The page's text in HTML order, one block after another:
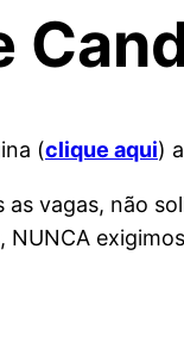
(clique aqui)
as vagas, não
NUNCA